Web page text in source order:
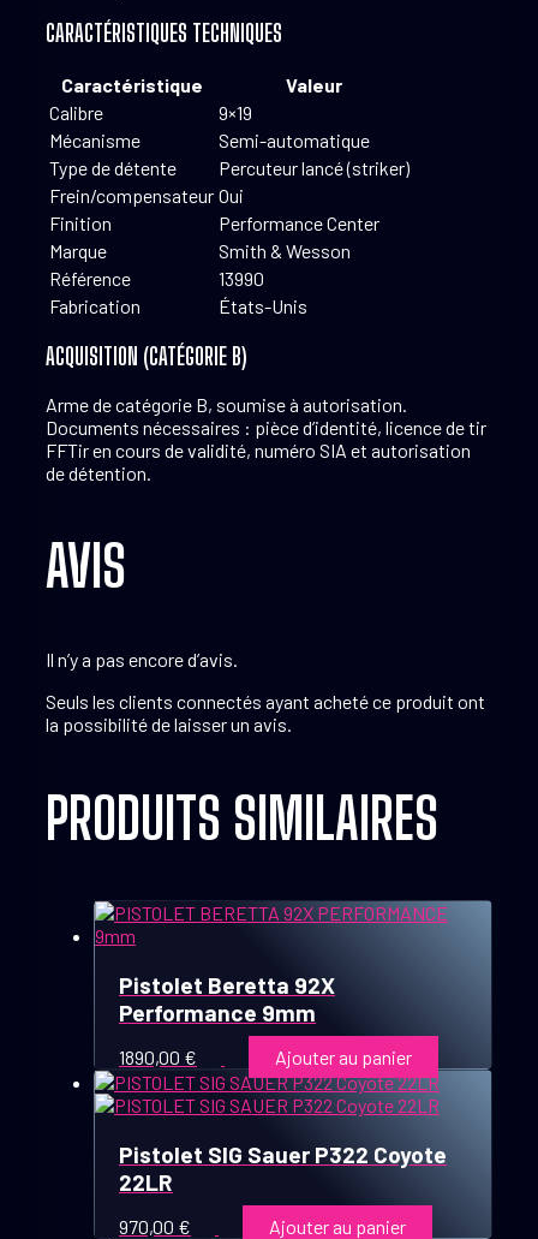
CARACTÉRISTIQUES TECHNIQUES
Caractéristique
Valeur
Calibre
9×19
Mécanisme
Semi-automatique
Type de détente
Percuteur lancé (striker)
Frein/compensateur Oui
Finition
Performance Center
Marque
Smith & Wesson
Référence
13990
Fabrication
États-Unis
ACQUISITION (CATÉGORIE B)
Arme de catégorie B, soumise à autorisation.
Documents nécessaires : pièce d’identité, licence de tir
FFTir en cours de validité, numéro SIA et autorisation
de détention.
AVIS
Il n’y a pas encore d’avis.
Seuls les clients connectés ayant acheté ce produit ont
la possibilité de laisser un avis.
PRODUITS SIMILAIRES
Pistolet Beretta 92X
Performance 9mm
1890,00 € Ajouter au panier
Pistolet SIG Sauer P322 Coyote
22LR
970,00 € Ajouter au panier